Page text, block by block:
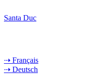
Santa Duc
⇢ Français
⇢ Deutsch